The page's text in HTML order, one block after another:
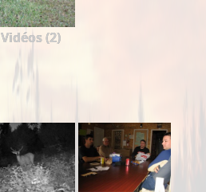
Vidéos (2)